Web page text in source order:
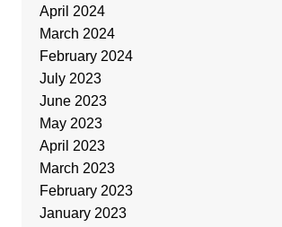
April 2024
March 2024
February 2024
July 2023
June 2023
May 2023
April 2023
March 2023
February 2023
January 2023